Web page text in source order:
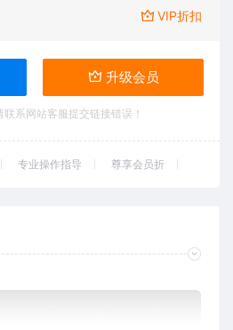
VIP折扣
升级会员
系网站客服提交链接错误！
专业操作指导 尊享会员折